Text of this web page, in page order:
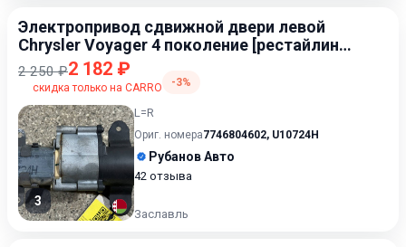
Электропривод сдвижной двери левой
Chrysler Voyager 4 поколение [рестайлинг]
2004-2008
2 250 ₽2 182 ₽
скидка только на CARRO -3%
3
L=R
Ориг. номера7746804602, U10724H
Рубанов Авто
42 отзыва
Заславль